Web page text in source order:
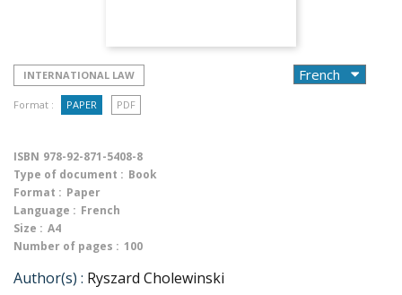
INTERNATIONAL LAW
Format : PAPER PDF
ISBN 978-92-871-5408-8
Type of document : Book
Format : Paper
Language : French
Size : A4
Number of pages : 100
Author(s) : Ryszard Cholewinski